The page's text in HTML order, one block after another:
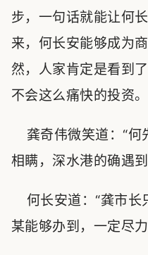
步，一句话就能让何
来，何长安能够成为
然，人家肯定是看到
不会这么痛快的投资。
龚奇伟微笑道：“何
相瞒，深水港的确遇
何长安道：“龚市长
某能够办到，一定尽